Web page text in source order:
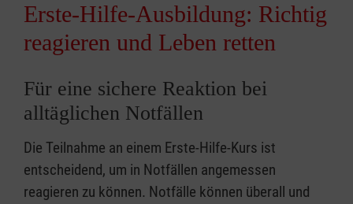
Erste-Hilfe-Ausbildung: Richtig
reagieren und Leben retten
Für eine sichere Reaktion bei
alltäglichen Notfällen
Die Teilnahme an einem Erste-Hilfe-Kurs ist
entscheidend, um in Notfällen angemessen
reagieren zu können. Notfälle können überall und